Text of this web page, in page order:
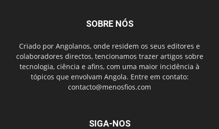
SOBRE NÓS
Criado por Angolanos, onde residem os seus editores e
colaboradores directos, tencionamos trazer artigos sobre
tecnologia, ciência e afins, com uma maior incidência à
tópicos que envolvam Angola. Entre em contato:
contacto@menosfios.com
SIGA-NOS